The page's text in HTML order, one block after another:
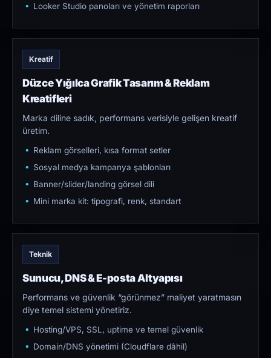
Looker Studio panoları ve yönetim raporları
Kreatif
Düzce Yığılca Grafik Tasarım & Reklam
Kreatifleri
Marka diline sadık, performans verisiyle gelişen kreatif
üretim.
Reklam görselleri, kısa format setler
Sosyal medya kampanya şablonları
Banner/slider/landing görsel dili
Mini marka kit: tipografi, renk, standart
Teknik
Sunucu, DNS & E-posta Altyapısı
Performans ve güvenlik “görünmez” maliyet yaratmasın
diye temel sistemi yönetiriz.
Hosting/VPS, SSL, uptime ve temel güvenlik
Domain/DNS yönetimi (Cloudflare dâhil)